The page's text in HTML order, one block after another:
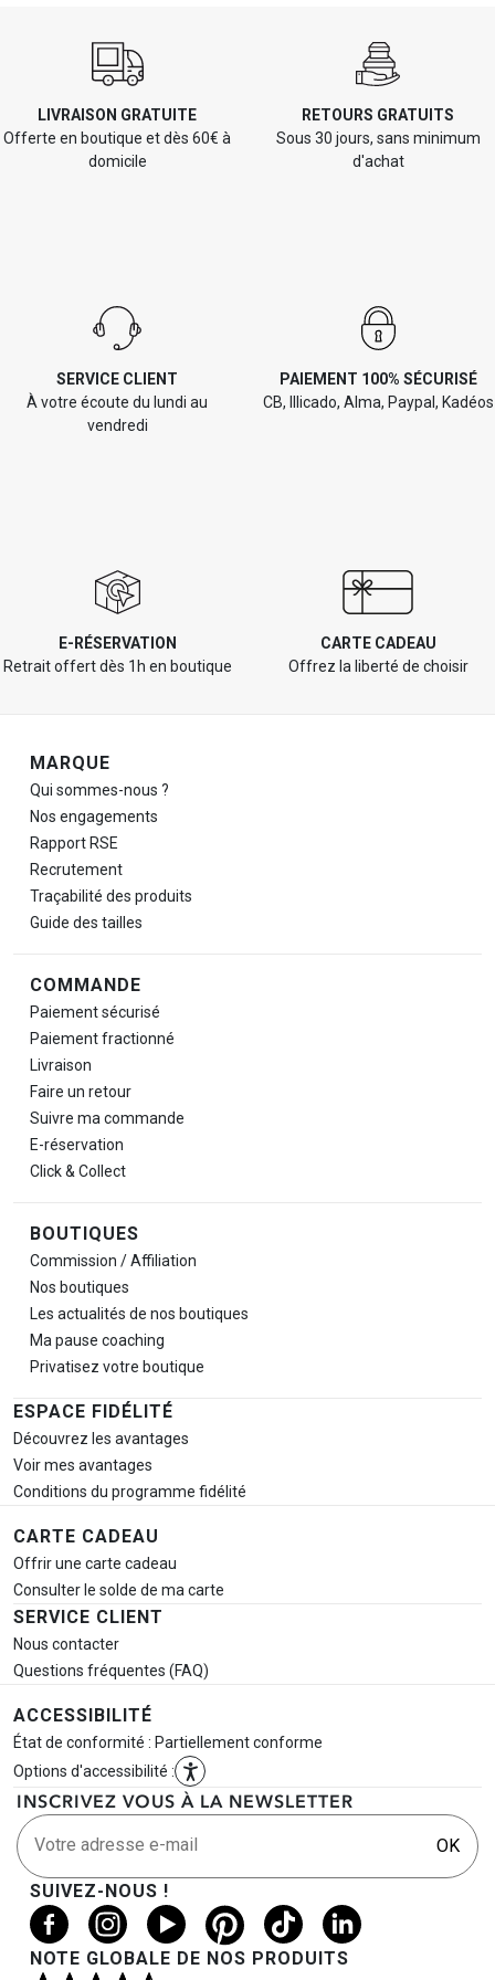
LIVRAISON GRATUITE
Offerte en boutique et dès 60€ à
domicile
RETOURS GRATUITS
Sous 30 jours, sans minimum
d'achat
SERVICE CLIENT
À votre écoute du lundi au
vendredi
PAIEMENT 100% SÉCURISÉ
CB, Illicado, Alma, Paypal, Kadéos
E-RÉSERVATION
Retrait offert dès 1h en boutique
CARTE CADEAU
Offrez la liberté de choisir
Navigation de pied de page
MARQUE
Qui sommes-nous ?
Nos engagements
Rapport RSE
Recrutement
Traçabilité des produits
Guide des tailles
COMMANDE
Paiement sécurisé
Paiement fractionné
Livraison
Faire un retour
Suivre ma commande
E-réservation
Click & Collect
BOUTIQUES
Commission / Affiliation
Nos boutiques
Les actualités de nos boutiques
Ma pause coaching
Privatisez votre boutique
ESPACE FIDÉLITÉ
Découvrez les avantages
Voir mes avantages
Conditions du programme fidélité
CARTE CADEAU
Offrir une carte cadeau
Consulter le solde de ma carte
SERVICE CLIENT
Nous contacter
Questions fréquentes (FAQ)
ACCESSIBILITÉ
État de conformité : Partiellement conforme
Options d'accessibilité :
INSCRIVEZ VOUS À LA NEWSLETTER
Votre adresse e-mail OK
SUIVEZ-NOUS !
NOTE GLOBALE DE NOS PRODUITS